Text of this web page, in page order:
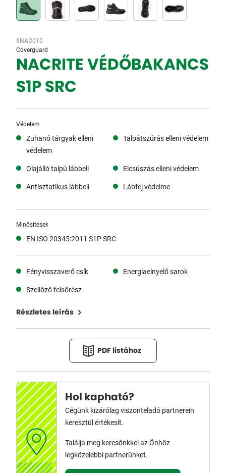
9NAC010
Coverguard
NACRITE VÉDŐBAKANCS
S1P SRC
Védelem
Zuhanó tárgyak elleni
védelem
Talpátszúrás elleni védelem
Olajálló talpú lábbeli
Elcsúszás elleni védelem
Antisztatikus lábbeli
Lábfej védelme
Minősítések
EN ISO 20345:2011 S1P SRC
Fényvisszaverő csík
Energiaelnyelő sarok
Szellőző felsőrész
Részletes leírás
PDF listához
Hol kapható?
Cégünk kizárólag viszonteladó partnerein
keresztül értékesít.
Találja meg keresőnkkel az Önhöz
legközelebbi partnerünket.